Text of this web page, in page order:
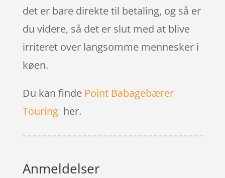
det er bare direkte til betaling, og så er
du videre, så det er slut med at blive
irriteret over langsomme mennesker i
køen.
Du kan finde Point Babagebærer
Touringher.
Anmeldelser